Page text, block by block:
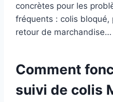
concrètes pour les
fréquents : colis bloqué,
retour de marchandise…
Comment
suivi de colis